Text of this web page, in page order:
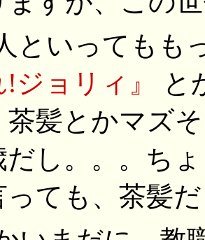
といってもも
!ジョリィ』
と
茶髪とかマズ
だし。。。ち
っても、茶髪